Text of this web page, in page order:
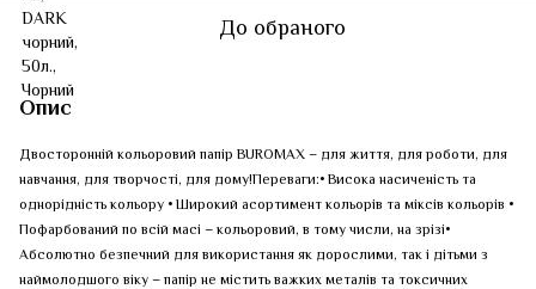
До обраного
Опис
Двосторонній кольоровий папір BUROMAX – для життя, для роботи, для
навчання, для творчості, для дому!Переваги:• Висока насиченість та
однорідність кольору • Широкий асортимент кольорів та міксів кольорів •
Пофарбований по всій масі – кольоровий, в тому числи, на зрізі•
Абсолютно безпечний для використання як дорослими, так і дітьми з
наймолодшого віку – папір не містить важких металів та токсичних